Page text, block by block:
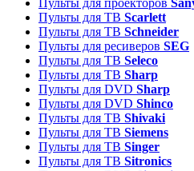
Пульты для ТВ Scarlett
Пульты для ТВ Schneider
Пульты для ресиверов SEG
Пульты для ТВ Seleco
Пульты для ТВ Sharp
Пульты для DVD Sharp
Пульты для DVD Shinco
Пульты для ТВ Shivaki
Пульты для ТВ Siemens
Пульты для ТВ Singer
Пульты для ТВ Sitronics